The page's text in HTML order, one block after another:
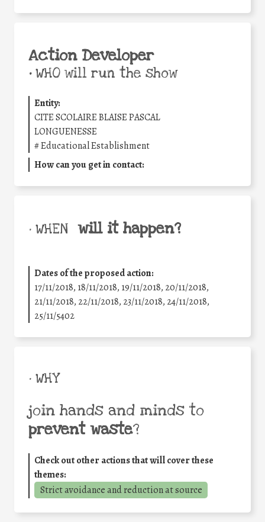
Action Developer
•WHO will run the show
Entity:
CITE SCOLAIRE BLAISE PASCAL
LONGUENESSE
#Educational Establishment
How can you get in contact:
• WHEN will it happen?
Dates of the proposed action:
17/11/2018, 18/11/2018, 19/11/2018, 20/11/2018,
21/11/2018, 22/11/2018, 23/11/2018, 24/11/2018,
25/11/5402
• WHY
join hands and minds to
prevent waste?
Check out other actions that will cover these
themes:
Strict avoidance and reduction at source